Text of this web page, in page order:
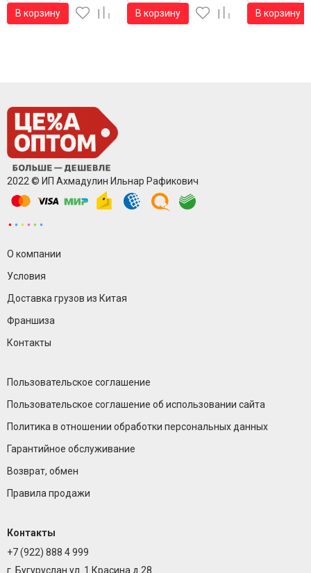
В корзину В корзину В корзину
2022 © ИП Ахмадулин Ильнар Рафикович
О компании
Условия
Доставка грузов из Китая
Франшиза
Контакты
Пользовательское соглашение
Пользовательское соглашение об использовании сайта
Политика в отношении обработки персональных данных
Гарантийное обслуживание
Возврат, обмен
Правила продажи
Контакты
+7 (922) 888 4 999
г. Бугуруслан ул. 1 Красина д.28